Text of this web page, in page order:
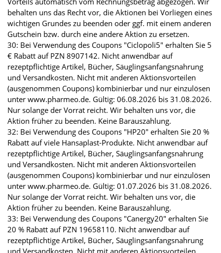
behalten uns das Recht vor, die Aktionen bei Vorliegen eines
wichtigen Grundes zu beenden oder ggf. mit einem anderen
Gutschein bzw. durch eine andere Aktion zu ersetzen.
30: Bei Verwendung des Coupons "Ciclopoli5" erhalten Sie 5
€ Rabatt auf PZN 8907142. Nicht anwendbar auf
rezeptpflichtige Artikel, Bücher, Säuglingsanfangsnahrung
und Versandkosten. Nicht mit anderen Aktionsvorteilen
(ausgenommen Coupons) kombinierbar und nur einzulösen
unter www.pharmeo.de. Gültig: 06.08.2026 bis 31.08.2026.
Nur solange der Vorrat reicht. Wir behalten uns vor, die
Aktion früher zu beenden. Keine Barauszahlung.
32: Bei Verwendung des Coupons "HP20" erhalten Sie 20 %
Rabatt auf viele Hansaplast-Produkte. Nicht anwendbar auf
rezeptpflichtige Artikel, Bücher, Säuglingsanfangsnahrung
und Versandkosten. Nicht mit anderen Aktionsvorteilen
(ausgenommen Coupons) kombinierbar und nur einzulösen
unter www.pharmeo.de. Gültig: 01.07.2026 bis 31.08.2026.
Nur solange der Vorrat reicht. Wir behalten uns vor, die
Aktion früher zu beenden. Keine Barauszahlung.
33: Bei Verwendung des Coupons "Canergy20" erhalten Sie
20 % Rabatt auf PZN 19658110. Nicht anwendbar auf
rezeptpflichtige Artikel, Bücher, Säuglingsanfangsnahrung
und Versandkosten. Nicht mit anderen Aktionsvorteilen